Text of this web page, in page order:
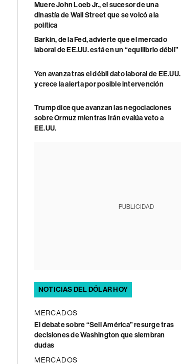
Muere John Loeb Jr., el sucesor de una
dinastía de Wall Street que se volcó a la
política
Barkin, de la Fed, advierte que el mercado
laboral de EE.UU. está en un “equilibrio débil”
Yen avanza tras el débil dato laboral de EE.UU.
y crece la alerta por posible intervención
Trump dice que avanzan las negociaciones
sobre Ormuz mientras Irán evalúa veto a
EE.UU.
PUBLICIDAD
NOTICIAS DEL DÓLAR HOY
MERCADOS
El debate sobre “Sell América” resurge tras
decisiones de Washington que siembran
dudas
MERCADOS